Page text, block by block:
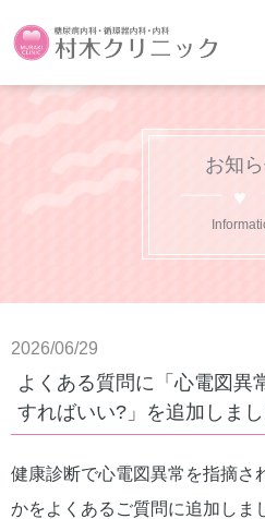
お知
2026/06/29
よくある質問に「心電図異
すればいい?」を追加しま
健康診断で心電図異常を指摘さ
かをよくあるご質問に追加しま